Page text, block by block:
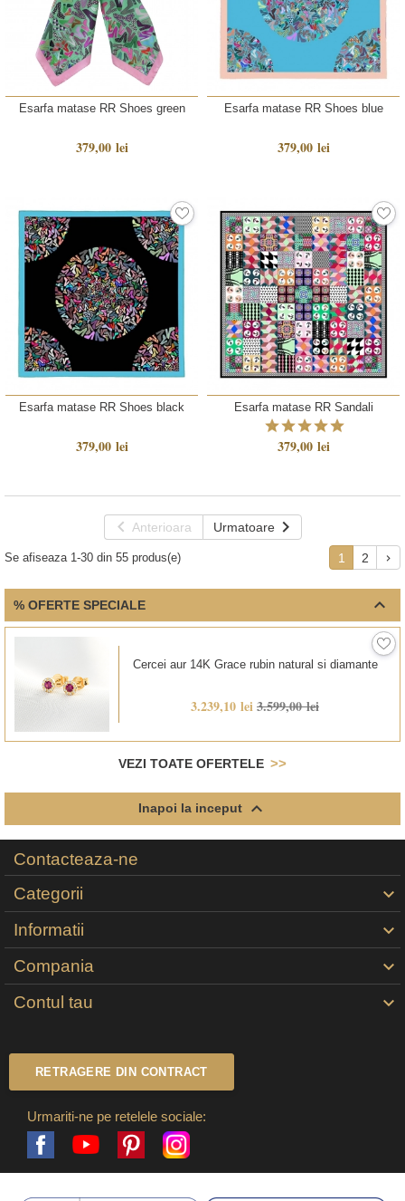
Esarfa matase RR Shoes green
379,00 lei
Esarfa matase RR Shoes blue
379,00 lei
Esarfa matase RR Shoes black
379,00 lei
Esarfa matase RR Sandali
379,00 lei
 Anterioara Urmatoare
Se afiseaza 1-30 din 55 produs(e) 1 2 
% OFERTE SPECIALE 
Cercei aur 14K Grace rubin natural si diamante
3.239,10 lei3.599,00 lei
VEZI TOATE OFERTELE
Inapoi la inceput 
Contacteaza-ne
Categorii

Informatii 
Compania 
Contul tau 
RETRAGERE DIN CONTRACT
Urmariti-ne pe retelele sociale:
FacebookYouTube Pinterest